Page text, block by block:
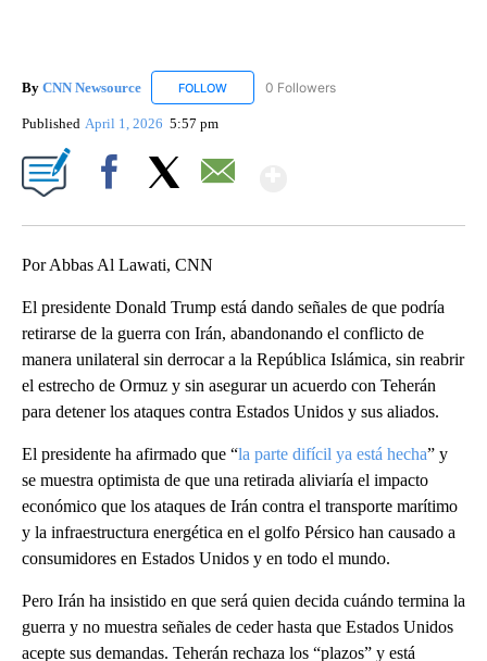
By CNN Newsource FOLLOW FOLLOW "CNN NEWSOURCE" TO RECEIVE
0 Followers
Published April 1, 2026 5:57 pm
Por Abbas Al Lawati, CNN
El presidente Donald Trump está dando señales de que podría
retirarse de la guerra con Irán, abandonando el conflicto de
manera unilateral sin derrocar a la República Islámica, sin reabrir
el estrecho de Ormuz y sin asegurar un acuerdo con Teherán
para detener los ataques contra Estados Unidos y sus aliados.
El presidente ha afirmado que “la parte difícil ya está hecha” y
se muestra optimista de que una retirada aliviaría el impacto
económico que los ataques de Irán contra el transporte marítimo
y la infraestructura energética en el golfo Pérsico han causado a
consumidores en Estados Unidos y en todo el mundo.
Pero Irán ha insistido en que será quien decida cuándo termina la
guerra y no muestra señales de ceder hasta que Estados Unidos
acepte sus demandas. Teherán rechaza los “plazos” y está